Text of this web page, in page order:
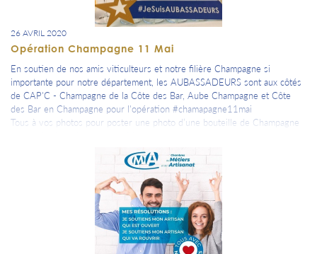
26 AVRIL 2020
Opération Champagne 11 Mai
En soutien de nos amis viticulteurs et notre filière Champagne si
importante pour notre département, les AUBASSADEURS sont aux côtés
de CAP'C - Champagne de la Côte des Bar, Aube Champagne et Côte
des Bar en Champagne pour l'opération #chamapagne11mai
Tous à vos photos pour poster une photo d’une bouteille de Champagne
#soutienauxviticulteurs